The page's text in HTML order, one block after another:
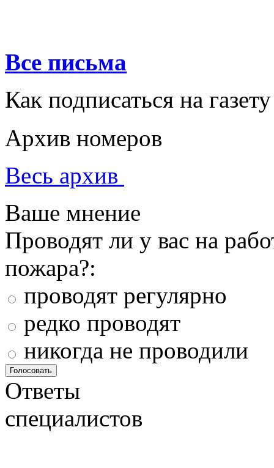
Все письма
Как подписаться на газету
Архив номеров
Весь архив
Ваше мнение
Проводят ли у вас на
пожара?:
проводят регулярно
редко проводят
никогда не проводили
Ответы
специалистов